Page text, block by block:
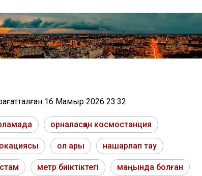
16 Мамыр 2026 23:32
орналасқан космостанция
ол ары нашарлап тау
метр биіктіктегі маңында болған